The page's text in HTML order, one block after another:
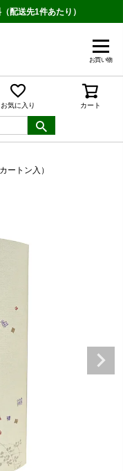
配送先1件あたり）
お買い物
お気に入り カート
ートン入）